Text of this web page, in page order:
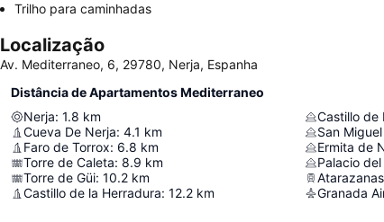
Trilho para caminhadas
Localização
Av. Mediterraneo, 6, 29780, Nerja, Espanha
Distância de Apartamentos Mediterraneo
Nerja: 1.8 km
Cueva De Nerja: 4.1 km
Faro de Torrox: 6.8 km
Torre de Caleta: 8.9 km
Torre de Güi: 10.2 km
Castillo de la Herradura: 12.2 km
Castillo de
San
Palacio
Atarazanas